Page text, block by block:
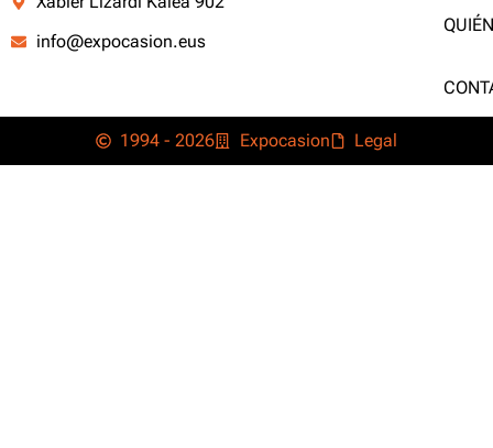
info@expocasion.eus
1994 - 2026 Expocasion Legal